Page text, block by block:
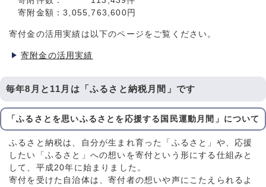
寄附金額：3,055,763,600円
寄付金の活用実績は以下のページをご覧ください。
寄附金の活用実績
毎年8月と11月は「ふるさと納税月間」です
「ふるさとを思いふるさとを応援する国民運動月間」について
ふるさと納税は、自分が生まれ育った「ふるさと」や、応援
したい「ふるさと」への想いを寄付という形にする仕組みと
して、平成20年に始まりました。
寄付を受けた自治体は、寄付者の想いや声にこたえられるよ